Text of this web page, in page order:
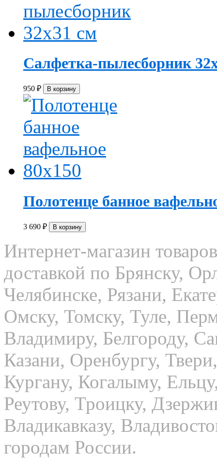
Салфетка-пылесборник
950 ₽
Полотенце банное
3 690 ₽
Интернет-магазин
доставкой по Брянску,
Челябинске, Рязани,
Омску, Томску, Туле,
Владимиру, Белгороду,
Казани, Оренбургу,
Кургану, Когалыму,
Реутову, Троицку,
Владикавказу,
городам России.